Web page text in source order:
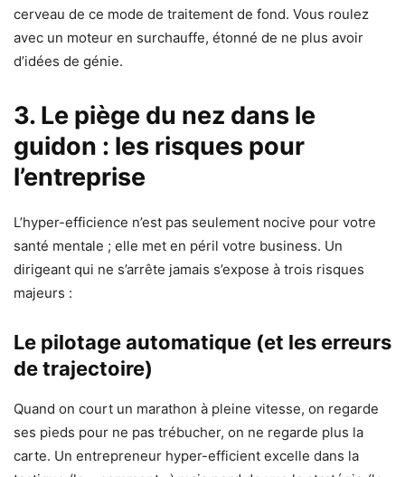
cerveau de ce mode de traitement de fond. Vous roulez
avec un moteur en surchauffe, étonné de ne plus avoir
d’idées de génie.
3. Le piège du nez dans le
guidon : les risques pour
l’entreprise
L’hyper-efficience n’est pas seulement nocive pour votre
santé mentale ; elle met en péril votre business. Un
dirigeant qui ne s’arrête jamais s’expose à trois risques
majeurs :
Le pilotage automatique (et les erreurs
de trajectoire)
Quand on court un marathon à pleine vitesse, on regarde
ses pieds pour ne pas trébucher, on ne regarde plus la
carte. Un entrepreneur hyper-efficient excelle dans la